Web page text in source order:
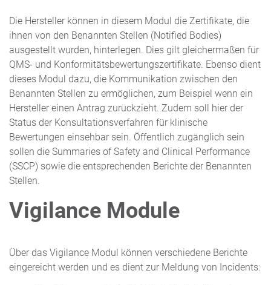
Die Hersteller können in diesem Modul die Zertifikate, die
ihnen von den Benannten Stellen (Notified Bodies)
ausgestellt wurden, hinterlegen. Dies gilt gleichermaßen für
QMS- und Konformitätsbewertungszertifikate. Ebenso dient
dieses Modul dazu, die Kommunikation zwischen den
Benannten Stellen zu ermöglichen, zum Beispiel wenn ein
Hersteller einen Antrag zurückzieht. Zudem soll hier der
Status der Konsultationsverfahren für klinische
Bewertungen einsehbar sein. Öffentlich zugänglich sein
sollen die Summaries of Safety and Clinical Performance
(SSCP) sowie die entsprechenden Berichte der Benannten
Stellen.
Vigilance Module
Über das Vigilance Modul können verschiedene Berichte
eingereicht werden und es dient zur Meldung von Incidents: